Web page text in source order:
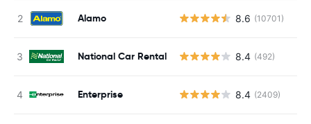
Alamo 8.6 (10701)
National Car Rental 8.4 (492)
Enterprise 8.4 (2409)